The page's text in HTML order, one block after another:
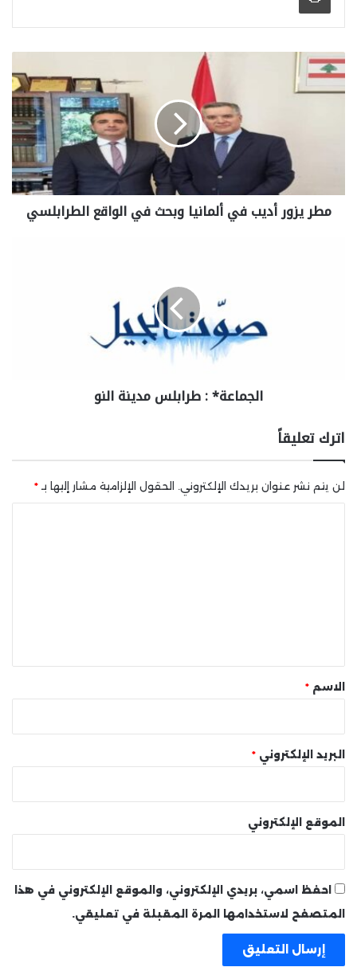
‏مطر يزور أديب في ألمانيا وبحث في الواقع الطرابلسي
الجماعة* : طرابلس مدينة النو
اترك تعليقاً
لن يتم نشر عنوان بريدك الإلكتروني. الحقول الإلزامية مشار إليها بـ *
* الاسم *
البريد الإلكتروني *
الموقع الإلكتروني
احفظ اسمي، بريدي الإلكتروني، والموقع الإلكتروني في هذا
المتصفح لاستخدامها المرة المقبلة في تعليقي.